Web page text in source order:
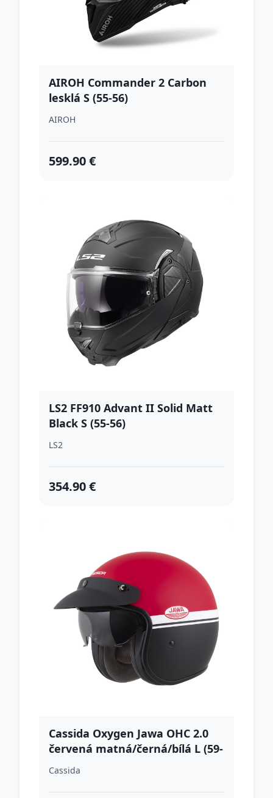
AIROH Commander 2 Carbon
lesklá S (55-56)
AIROH
599.90 €
LS2 FF910 Advant II Solid Matt
Black S (55-56)
LS2
354.90 €
Cassida Oxygen Jawa OHC 2.0
červená matná/černá/bílá L (59-
60)
Cassida